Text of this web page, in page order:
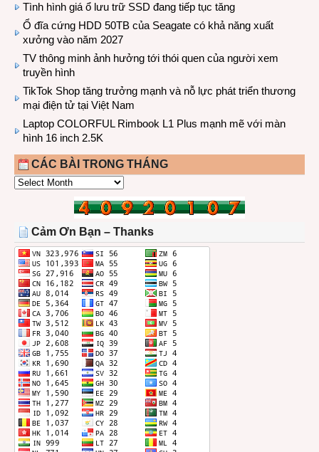
Tình hình giá ổ lưu trữ SSD đang tiếp tục tăng
Ổ đĩa cứng HDD 50TB của Seagate có khả năng xuất
xưởng vào năm 2027
TV thông minh ảnh hưởng tới thói quen của người xem
truyền hình
TikTok Shop tăng trưởng mạnh và nỗ lực phát triển thương
mại điện tử tại Việt Nam
Laptop COLORFUL Rimbook L1 Plus mạnh mẽ với màn
hình 16 inch 2.5K
CÁC BÀI TRONG THÁNG
CÁC
THÁNG
Cảm Ơn Bạn – Thanks